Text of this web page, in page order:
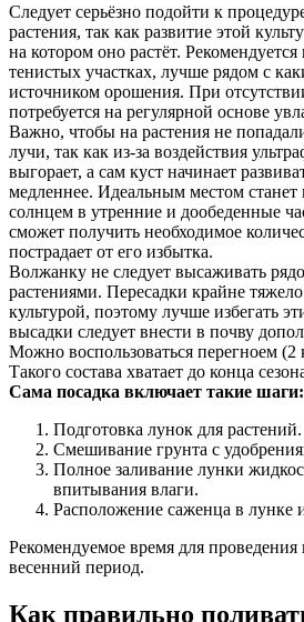
Следует серьёзно подойти к
растения, так как развитие этой
на котором оно растёт.
тенистых участках, лучше рядом с
источником орошения. При
потребуется на регулярной основе
Важно, чтобы на растения не
лучи, так как из-за воздействия
выгорает, а сам куст начинает
медленнее. Идеальным местом станет
солнцем в утренние и дообеденные
сможет получить необходимое
пострадает от его избытка.
Волжанку не следует высаживать
растениями. Пересадки крайне тяжело
культурой, поэтому лучше избегать
высадки следует внести в почву
Можно воспользоваться перегноем (2
Такого состава хватает до конца
Сама посадка включает такие шаги:
Подготовка лунок для растений.
Смешивание грунта с
Полное заливание лунки
впитывания влаги.
Расположение саженца в лунке
Рекомендуемое время для
весенний период.
Как правильно